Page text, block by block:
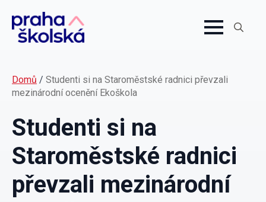
Domů / Studenti si na Staroměstské radnici převzali
mezinárodní ocenění Ekoškola
Studenti si na
Staroměstské radnici
převzali mezinárodní